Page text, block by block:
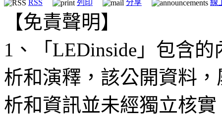
RSS
列印 分享 線
【免責聲明】
1、「LEDinside」包含
析和演釋，該公開資料
析和資訊並未經獨立核